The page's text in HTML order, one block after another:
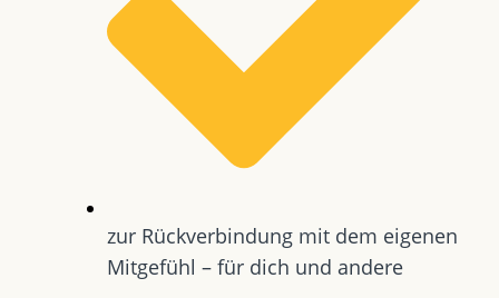
zur Rückverbindung mit dem eigenen
Mitgefühl – für dich und andere